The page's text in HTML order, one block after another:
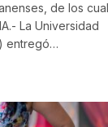
de los
La Universidad
entregó…